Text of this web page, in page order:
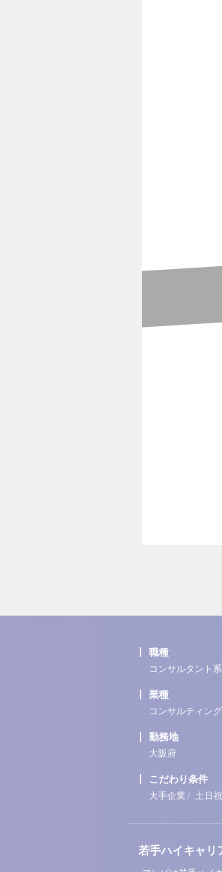
職種
コンサルタント系
業種
コンサルティング
勤務地
大阪府
こだわり条件
大手企業 / 土日
若手ハイキャリ